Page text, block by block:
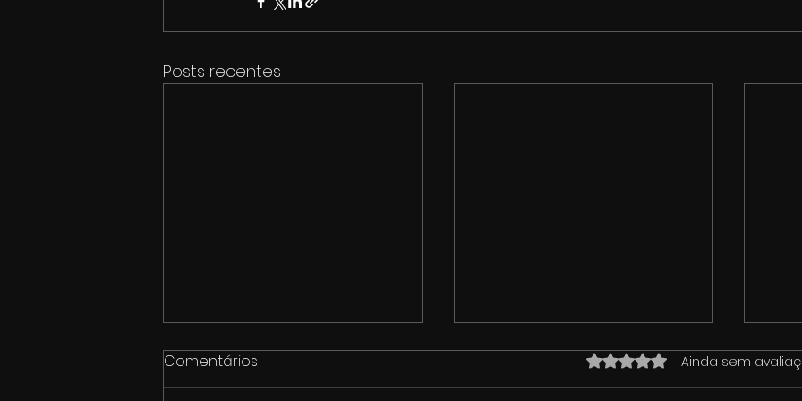
Posts recentes
Comentários Avaliado com 0 de 5
Ainda sem